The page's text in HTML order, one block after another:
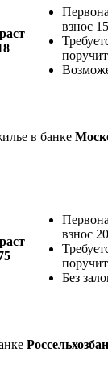
взнос
в банке
взнос
Без